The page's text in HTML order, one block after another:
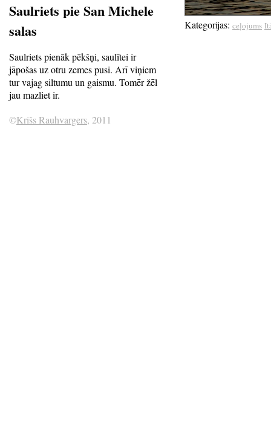
Saulriets pie San Michele
salas
Saulriets pienāk pēkšņi, saulītei ir
jāpošas uz otru zemes pusi. Arī viņiem
tur vajag siltumu un gaismu. Tomēr žēl
jau mazliet ir.
Kategorijas: ceļojums
©Krišs Rauhvargers, 2011